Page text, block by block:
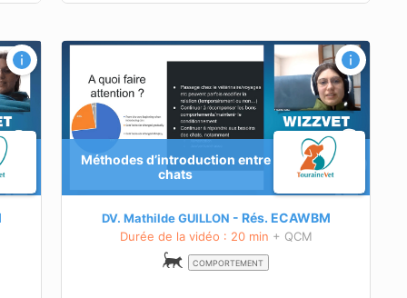
Méthodes d’introduction entre
chats
DV. Mathilde GUILLON Rés. ECAWBM
Durée de la vidéo : 20 min + QCM
COMPORTEMENT